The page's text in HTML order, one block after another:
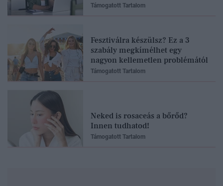
Támogatott Tartalom
Fesztiválra készülsz? Ez a 3
szabály megkímélhet egy
nagyon kellemetlen problémától
Támogatott Tartalom
Neked is rosaceás a bőrőd?
Innen tudhatod!
Támogatott Tartalom